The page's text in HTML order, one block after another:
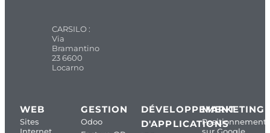
CARSILO :
Via
Bramantino
23 6600
Locarno
WEB
Sites
Internet
GESTION
Odoo
DÉVELOPPEMENT
D'APPLICATIONS
MARKETING
Positionnement
sur Google